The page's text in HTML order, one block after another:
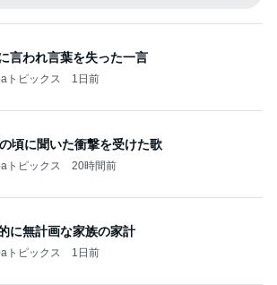
言われ言葉を失った一言
トピックス 1日前
頃に聞いた衝撃を受けた歌
トピックス 20時間前
に無計画な家族の家計
トピックス 1日前